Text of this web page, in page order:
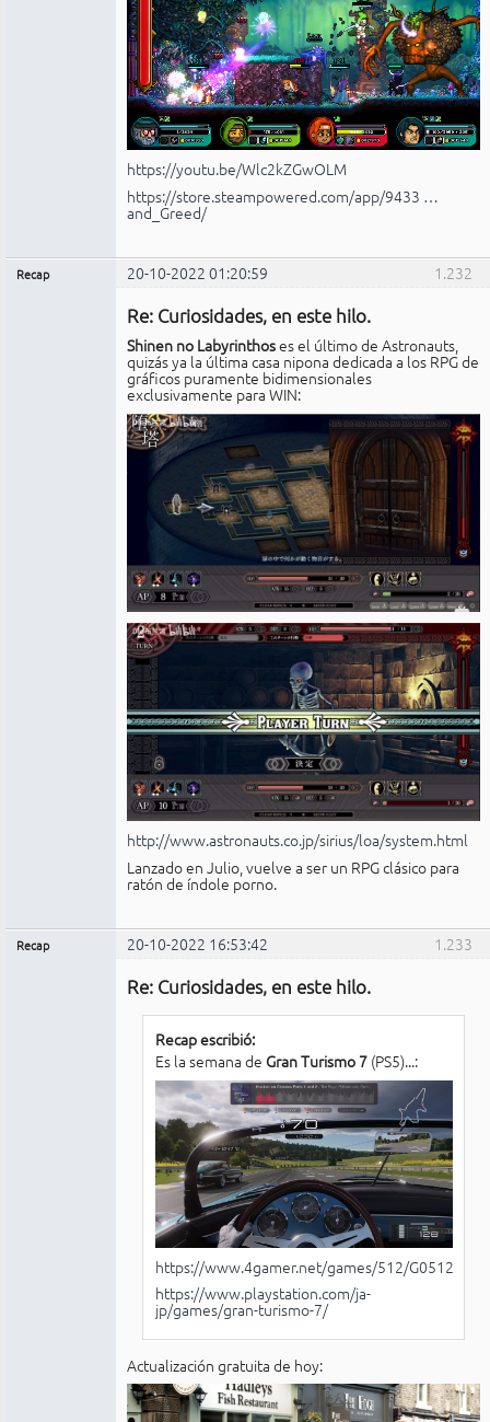
https://youtu.be/Wlc2kZGwOLM
https://store.steampowered.com/app/9433 …
and_Greed/
1.232
Recap 20-10-2022 01:20:59
Re: Curiosidades, en este hilo.
Shinen no Labyrinthoses el último de Astronauts,
quizás ya la última casa nipona dedicada a los RPG de
gráficos puramente bidimensionales
exclusivamente para WIN:
http://www.astronauts.co.jp/sirius/loa/system.html
Lanzado en Julio, vuelve a ser un RPG clásico para
ratón de índole porno.
1.233
Recap 20-10-2022 16:53:42
Re: Curiosidades, en este hilo.
Recap escribió:
Es la semana de Gran Turismo 7(PS5)...:
https://www.4gamer.net/games/512/G051215/
https://www.playstation.com/ja-
jp/games/gran-turismo-7/
Actualización gratuita de hoy: